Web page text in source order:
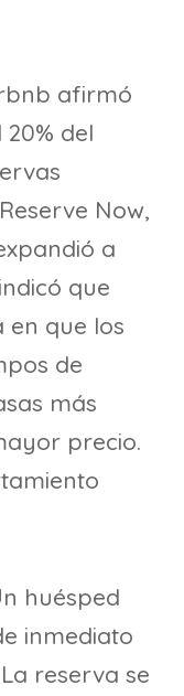
afirmó
del
Now,
a
que
que los
de
más
precio.
huésped
inmediato
reserva se